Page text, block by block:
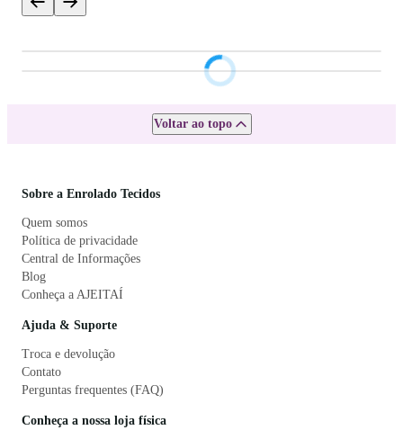
Voltar ao topo
Sobre a Enrolado Tecidos
Quem somos
Política de privacidade
Central de Informações
Blog
Conheça a AJEITAÍ
Ajuda & Suporte
Troca e devolução
Contato
Perguntas frequentes (FAQ)
Conheça a nossa loja física